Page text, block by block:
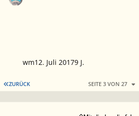
wm12. Juli 20179 J.
ERSTE SEITE
ZURÜCK SEITE 3 VON 27